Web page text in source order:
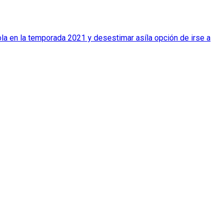
en la temporada 2021 y desestimar asíla opción de irse a